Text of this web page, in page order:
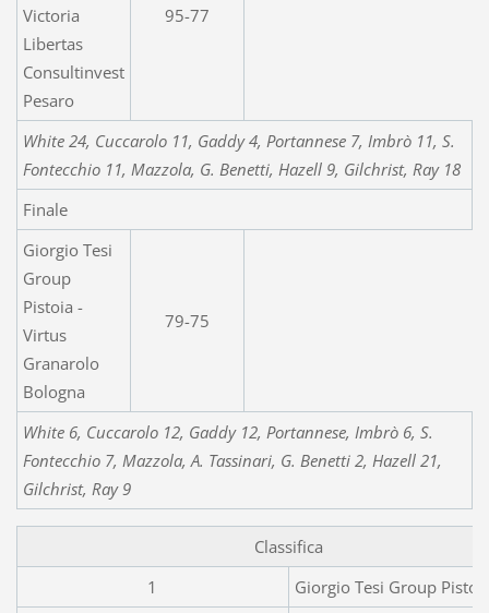
Victoria
Libertas
Consultinvest
Pesaro
95-77
White 24, Cuccarolo 11, Gaddy 4, Portannese 7, Imbrò 11, S.
Fontecchio 11, Mazzola, G. Benetti, Hazell 9, Gilchrist, Ray 18
Finale
Giorgio Tesi
Group
Pistoia -
Virtus
Granarolo
Bologna
79-75
White 6, Cuccarolo 12, Gaddy 12, Portannese, Imbrò 6, S.
Fontecchio 7, Mazzola, A. Tassinari, G. Benetti 2, Hazell 21,
Gilchrist, Ray 9
Classifica
1
Giorgio Tesi Group